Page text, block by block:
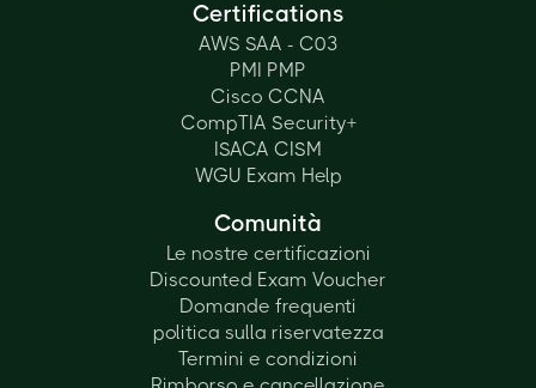
Certifications
AWS SAA - C03
PMI PMP
Cisco CCNA
CompTIA Security+
ISACA CISM
WGU Exam Help
Comunità
Le nostre certificazioni
Discounted Exam Voucher
Domande frequenti
politica sulla riservatezza
Termini e condizioni